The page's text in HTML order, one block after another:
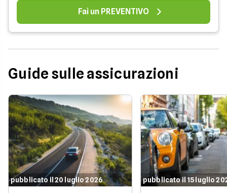
Fai un PREVENTIVO
Guide sulle assicurazioni
pubblicato il 20 luglio 2026 pubblicato il 15 luglio